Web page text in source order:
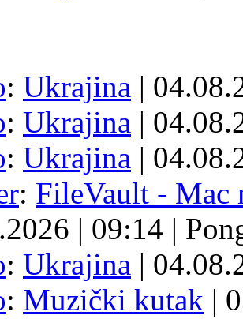
: Ukrajina |
: Ukrajina |
: Ukrajina |
: FileVault - Mac
| 09:14 |
: Ukrajina |
: Muzički kutak |